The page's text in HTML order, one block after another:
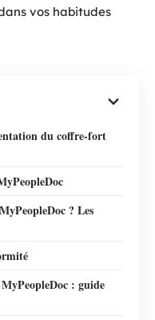
vos habitudes
du coffre-fort
? Les
: guide